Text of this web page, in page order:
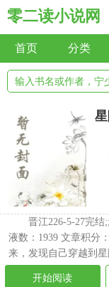
零二读小说网
首页 分类
晋江226-5-27完
液数：1939 文章积分
来，发现自己穿越到
开始阅读